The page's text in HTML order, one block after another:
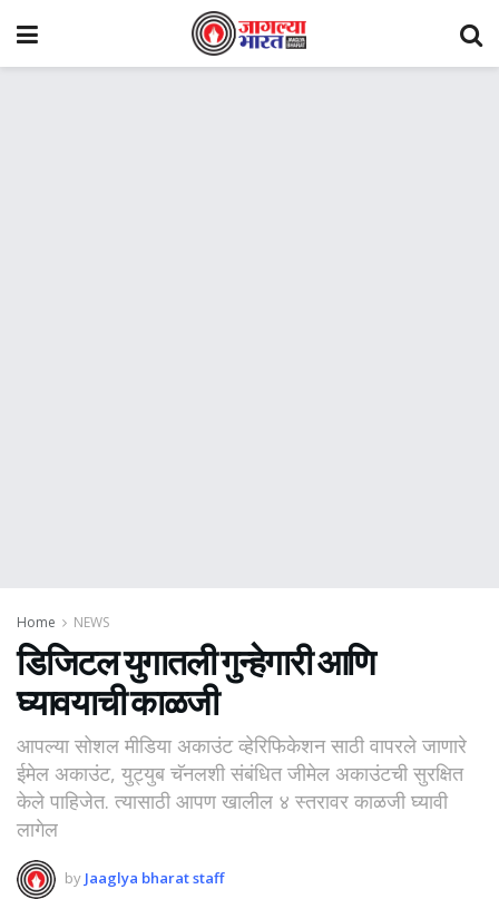
Home NEWS
डिजिटल युगातली गुन्हेगारी आणि
घ्यावयाची काळजी
आपल्या सोशल मीडिया अकाउंट व्हेरिफिकेशन साठी वापरले जाणारे
ईमेल अकाउंट, युट्युब चॅनलशी संबंधित जीमेल अकाउंटची सुरक्षित
केले पाहिजेत. त्यासाठी आपण खालील ४ स्तरावर काळजी घ्यावी
लागेल
by Jaaglya bharat staff